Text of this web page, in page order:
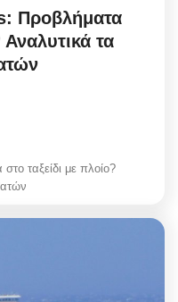
Προβλήματα
Αναλυτικά τα
ταξείδι με πλοίο?